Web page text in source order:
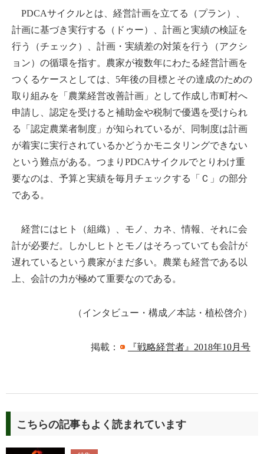
PDCAサイクルとは、経営計画を立てる（プラン）、
計画に基づき実行する（ドゥー）、計画と実績の検証を
行う（チェック）、計画・実績差の対策を行う（アクシ
ョン）の循環を指す。農家が複数年にわたる経営計画を
つくるケースとしては、5年後の目標とその達成のための
取り組みを「農業経営改善計画」として作成し市町村へ
申請し、認定を受けると補助金や税制で優遇を受けられ
る「認定農業者制度」が知られているが、同制度は計画
が着実に実行されているかどうかモニタリングできない
という難点がある。つまりPDCAサイクルでとりわけ重
要なのは、予算と実績を毎月チェックする「Ｃ」の部分
である。
経営にはヒト（組織）、モノ、カネ、情報、それに会
計が必要だ。しかしヒトとモノはそろっていても会計が
遅れているという農家がまだ多い。農業も経営である以
上、会計の力が極めて重要なのである。
（インタビュー・構成／本誌・植松啓介）
掲載： 『戦略経営者』2018年10月号
こちらの記事もよく読まれています